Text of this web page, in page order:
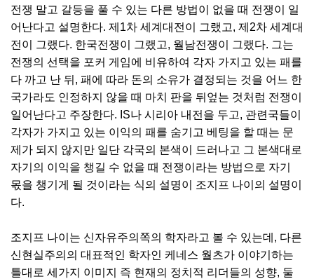
전쟁 말고 갈등을 풀 수 있는 다른 방법이 없을 때 전쟁이 일
어난다고 설명한다. 제1차 세계대전이 그랬고, 제2차 세계대
전이 그랬다. 한국전쟁이 그랬고, 월남전쟁이 그랬다. 그는
전쟁의 선택을 포커 게임에 비유하여 각자 가지고 있는 패를
다 까고 난 뒤, 패에 따라 돈의 소유가 결정되는 것을 어느 한
국가라도 인정하지 않을 때 마치 판을 뒤엎는 것처럼 전쟁이
일어난다고 주장한다. IS나 시리아 내전을 두고, 관련국들이
각자가 가지고 있는 이익의 패를 숨기고 베팅을 할 때는 문
제가 되지 않지만 일단 각국의 본색이 드러나고 그 본색대로
자기의 이익을 챙길 수 없을 때 전쟁이라는 방법으로 자기
몫을 챙기게 될 것이라는 식의 설명이 조지프 나이의 설명이
다.
조지프 나이는 신자유주의쪽의 학자라고 볼 수 있는데, 다른
신현실주의의 대표적인 학자인 케네스 월츠가 이야기하는
틀대로 세가지 이미지 즉 현재의 정치적 리더들의 성향, 둘